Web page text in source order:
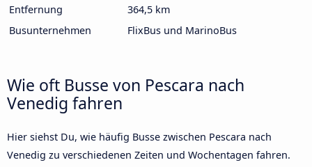
Entfernung
364,5 km
Busunternehmen
FlixBus und MarinoBus
Wie oft Busse von Pescara nach
Venedig fahren
Hier siehst Du, wie häufig Busse zwischen Pescara nach
Venedig zu verschiedenen Zeiten und Wochentagen fahren.